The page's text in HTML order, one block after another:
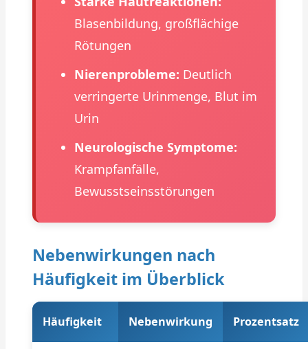
Blasenbildung, großflächige
Rötungen
Nierenprobleme: Deutlich
verringerte Urinmenge, Blut im
Urin
Neurologische Symptome:
Krampfanfälle,
Bewusstseinsstörungen
Nebenwirkungen nach
Häufigkeit im Überblick
Häufigkeit Nebenwirkung Prozentsatz